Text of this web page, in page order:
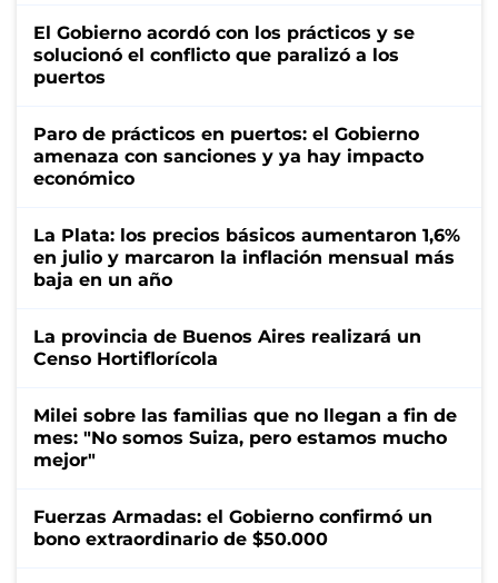
El Gobierno acordó con los prácticos y se
solucionó el conflicto que paralizó a los
puertos
Paro de prácticos en puertos: el Gobierno
amenaza con sanciones y ya hay impacto
económico
La Plata: los precios básicos aumentaron 1,6%
en julio y marcaron la inflación mensual más
baja en un año
La provincia de Buenos Aires realizará un
Censo Hortiflorícola
Milei sobre las familias que no llegan a fin de
mes: "No somos Suiza, pero estamos mucho
mejor"
Fuerzas Armadas: el Gobierno confirmó un
bono extraordinario de $50.000